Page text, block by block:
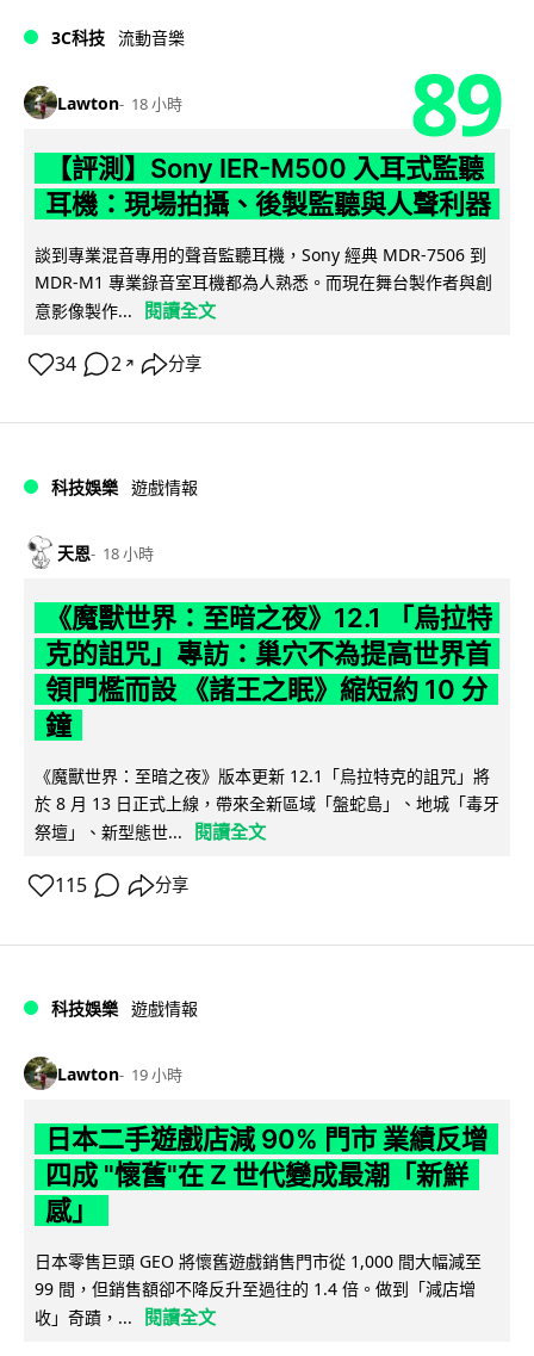
3C科技 流動音樂
Lawton 18 小時 89
【評測】Sony IER-M500 入耳式監聽
耳機：現場拍攝、後製監聽與人聲利器
談到專業混音專用的聲音監聽耳機，Sony 經典 MDR-7506 到
MDR-M1 專業錄音室耳機都為人熟悉。而現在舞台製作者與創
意影像製作...
閱讀全文
34 2 ↗ 分享
科技娛樂 遊戲情報
天恩 18 小時
《魔獸世界：至暗之夜》12.1 「烏拉特
克的詛咒」專訪：巢穴不為提高世界首
領門檻而設 《諸王之眠》縮短約 10 分
鐘
《魔獸世界：至暗之夜》版本更新 12.1「烏拉特克的詛咒」將
於 8 月 13 日正式上線，帶來全新區域「盤蛇島」、地城「毒牙
祭壇」、新型態世...
閱讀全文
115 分享
科技娛樂 遊戲情報
Lawton 19 小時
日本二手遊戲店減 90% 門市 業績反增
四成 "懷舊"在 Z 世代變成最潮「新鮮
感」
日本零售巨頭 GEO 將懷舊遊戲銷售門市從 1,000 間大幅減至
99 間，但銷售額卻不降反升至過往的 1.4 倍。做到「減店增
收」奇蹟，...
閱讀全文